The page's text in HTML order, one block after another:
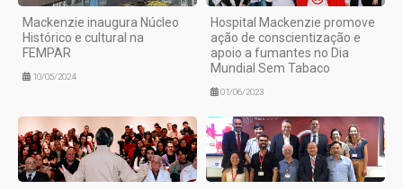
Mackenzie inaugura Núcleo
Histórico e cultural na
FEMPAR
10/05/2024
Hospital Mackenzie promove
ação de conscientização e
apoio a fumantes no Dia
Mundial Sem Tabaco
01/06/2023